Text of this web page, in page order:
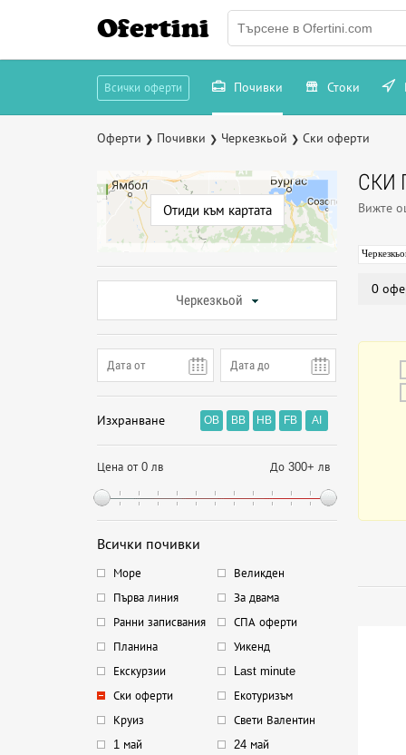
Ofertini
Всички оферти Почивки Стоки
Оферти ❯ Почивки ❯ Черкезкьой ❯ Ски оферти
Отиди към картата
Черкезкьой
Изхранване OB BB HB FB AI
Цена от 0 лв До 300+ лв
Всички почивки
Море
Великден
Първа линия
За двама
Ранни записвания
СПА оферти
Планина
Уикенд
Екскурзии
Last minute
Ски оферти
Екотуризъм
Круиз
Свети Валентин
1 май
24 май
СКИ
Вижте
0